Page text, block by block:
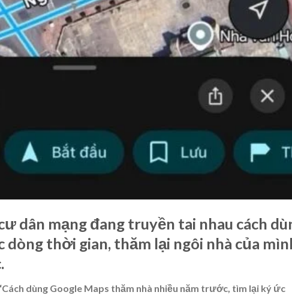
dân mạng đang truyền tai nhau cách
dòng thời gian, thăm lại ngôi nhà của
dùng Google Maps thăm nhà nhiều năm trước, tìm lại ký ức